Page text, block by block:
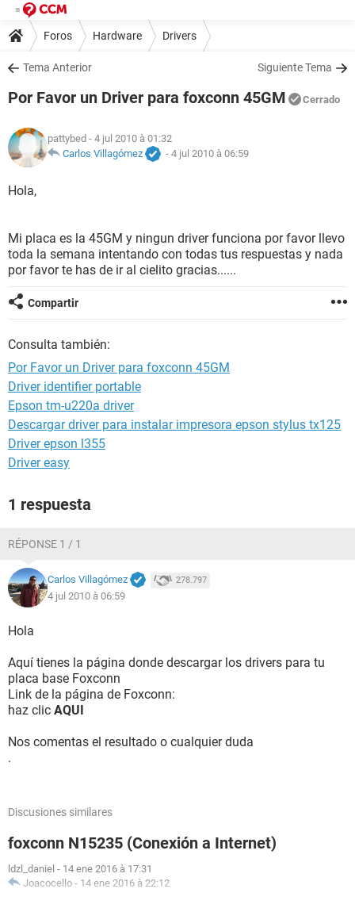
Foros Hardware Drivers
Tema Anterior Siguiente Tema
Por Favor un Driver para foxconn 45GM Cerrado
pattybed - 4 jul 2010 à 01:32
Carlos Villagómez
- 4 jul 2010 à 06:59
Hola,
Mi placa es la 45GM y ningun driver funciona por favor llevo
toda la semana intentando con todas tus respuestas y nada
por favor te has de ir al cielito gracias......
Compartir
Consulta también:
Por Favor un Driver para foxconn 45GM
Driver identifier portable
Epson tm-u220a driver
Descargar driver para instalar impresora epson stylus tx125
Driver epson l355
Driver easy
1 respuesta
RÉPONSE 1 / 1
Carlos Villagómez 278.797
4 jul 2010 à 06:59
Hola
Aquí tienes la página donde descargar los drivers para tu
placa base Foxconn
Link de la página de Foxconn:
haz clic AQUI
Nos comentas el resultado o cualquier duda
.
Discusiones similares
foxconn N15235 (Conexión a Internet)
ldzl_daniel - 14 ene 2016 à 17:31
Joacocello - 14 ene 2016 à 22:12